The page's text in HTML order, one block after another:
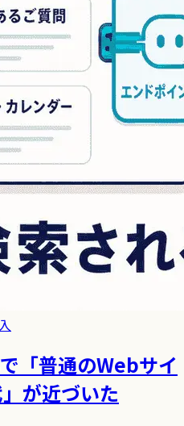
「普通のWebサイ
が近づいた